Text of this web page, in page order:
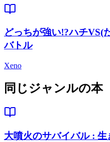
どっちが強い!?ハチVS(
バトル
Xeno
同じジャンルの本
大噴火のサバイバル : 生